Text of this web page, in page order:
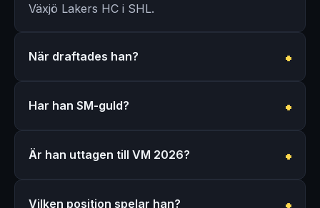
Växjö Lakers HC i SHL.
När draftades han?
Har han SM-guld?
Är han uttagen till VM 2026?
Vilken position spelar han?